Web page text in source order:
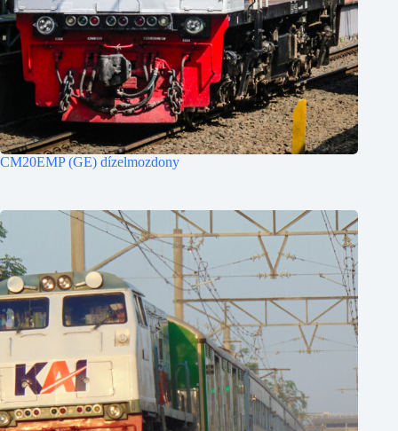
CM20EMP (GE) dízelmozdony